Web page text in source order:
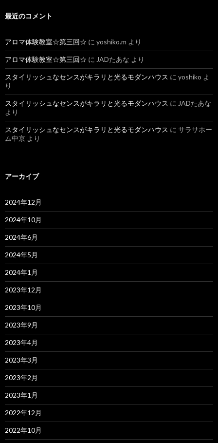
最近のコメント
アロマ体験教室☆第三回☆ に yoshiko.m より
アロマ体験教室☆第三回☆ に JADたあな より
スタイリッシュなセンスがキラリと光るモダンハウス に yoshiko よ
り
スタイリッシュなセンスがキラリと光るモダンハウス に JADたあな
より
スタイリッシュなセンスがキラリと光るモダンハウス に サラサホー
ム中京 より
アーカイブ
2024年12月
2024年10月
2024年6月
2024年5月
2024年1月
2023年12月
2023年10月
2023年9月
2023年4月
2023年3月
2023年2月
2023年1月
2022年12月
2022年10月